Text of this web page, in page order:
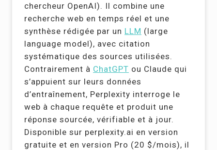
chercheur OpenAI). Il combine une
recherche web en temps réel et une
synthèse rédigée par un LLM (large
language model), avec citation
systématique des sources utilisées.
Contrairement à ChatGPT ou Claude qui
s’appuient sur leurs données
d’entraînement, Perplexity interroge le
web à chaque requête et produit une
réponse sourcée, vérifiable et à jour.
Disponible sur perplexity.ai en version
gratuite et en version Pro (20 $/mois), il